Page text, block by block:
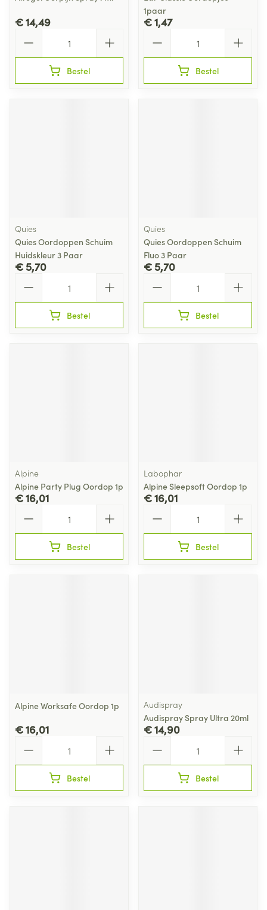
€ 14,49
Bestel
1paar
€ 1,47
Bestel
Quies
Quies Oordoppen Schuim
Huidskleur 3 Paar
€ 5,70
Bestel
Quies
Quies Oordoppen Schuim
Fluo 3 Paar
€ 5,70
Bestel
Alpine
Alpine Party Plug Oordop 1p
€ 16,01
Bestel
Labophar
Alpine Sleepsoft Oordop 1p
€ 16,01
Bestel
Alpine Worksafe Oordop 1p
€ 16,01
Bestel
Audispray
Audispray Spray Ultra 20ml
€ 14,90
Bestel